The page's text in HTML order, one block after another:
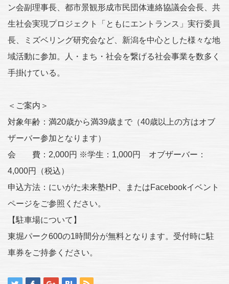
ン会副理事長、都市景観形成市民団体連絡協議会会長、共
生社会実現プロジェクト「ともにエントランス」実行委員
長、ミズベリング研究会など、新潟を中心とした様々な地
域活動に参加。人・まち・社会を繋げる社会事業を数多く
手掛けている。
＜ご案内＞
対象年齢：満20歳から満39歳まで（40歳以上の方はオブ
ザーバー参加となります）
会 費：2,000円 ※学生：1,000円 オブザーバー：
4,000円（税込）
申込方法：にいがた未来塾HP、またはFacebookイベント
ページをご参照ください。
【駐車場について】
東堀パーク600の1時間分が無料となります。受付時に駐
車券をご持参ください。